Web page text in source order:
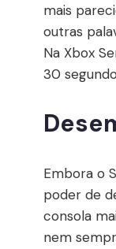
mais
outras
Na Xbox
30
Embora o
poder de
consola
nem